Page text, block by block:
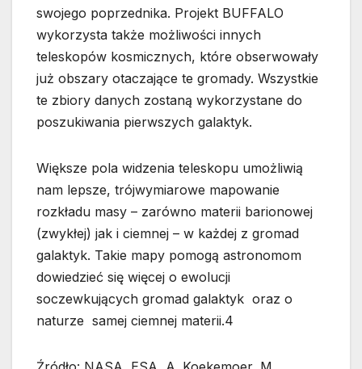
swojego poprzednika. Projekt BUFFALO
wykorzysta także możliwości innych
teleskopów kosmicznych, które obserwowały
już obszary otaczające te gromady. Wszystkie
te zbiory danych zostaną wykorzystane do
poszukiwania pierwszych galaktyk.
Większe pola widzenia teleskopu umożliwią
nam lepsze, trójwymiarowe mapowanie
rozkładu masy – zarówno materii barionowej
(zwykłej) jak i ciemnej – w każdej z gromad
galaktyk. Takie mapy pomogą astronomom
dowiedzieć się więcej o ewolucji
soczewkujących gromad galaktyk oraz o
naturze samej ciemnej materii.4